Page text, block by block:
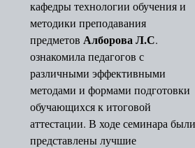
кафедры технологии обучения и
методики преподавания
предметов Алборова Л.С.
ознакомила педагогов с
различными эффективными
методами и формами подготовки
обучающихся к итоговой
аттестации. В ходе семинара были
представлены лучшие